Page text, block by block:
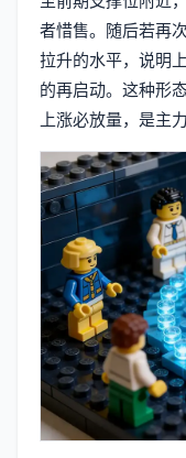
者惜售。随后若再
拉升的水平，说明
的再启动。这种形
上涨必放量，是主